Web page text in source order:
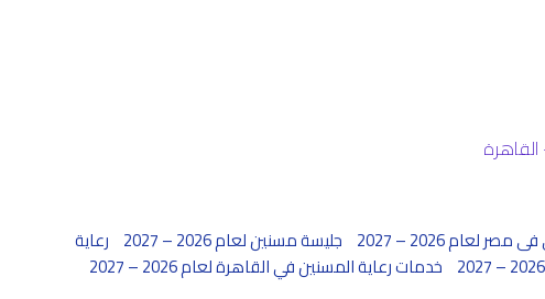
لعام 2026 – 2027 جليسة مسنين لعام 2026 – 2027
رعاية
خدمات رعاية المسنين في القاهرة لعام 2026 – 2027